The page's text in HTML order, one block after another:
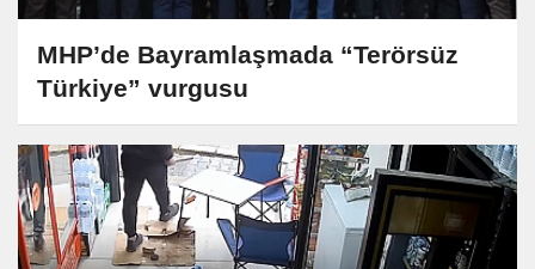
MHP’de Bayramlaşmada “Terörsüz
Türkiye” vurgusu